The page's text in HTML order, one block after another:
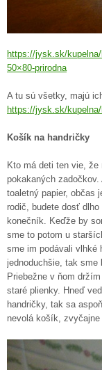
https://jysk.sk/
50×80-prirodna
A tu sú všetky, majú
https://jysk.sk/
Košík na handričky
Kto má deti ten vie, že
pokakaných
toaletný papier, občas
rodič, budete dosť
konečník. Keďže by
sme to potom u
sme im podávali vlhké
jednoduchšie, tak sme
Priebežne v ňom
staré plienky. Hneď
handričky, tak sa
nevolá košík, zvyčajne